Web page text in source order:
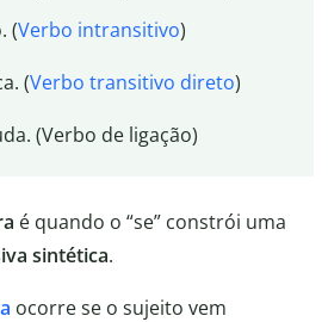
(Verbo intransitivo)
(Verbo transitivo direto)
(Verbo de ligação)
é quando o “se” constrói uma
sintética.
ocorre se o sujeito vem